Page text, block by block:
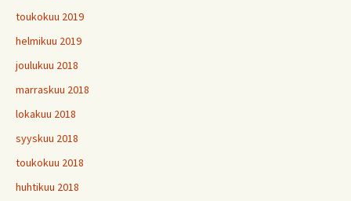
toukokuu 2019
helmikuu 2019
joulukuu 2018
marraskuu 2018
lokakuu 2018
syyskuu 2018
toukokuu 2018
huhtikuu 2018